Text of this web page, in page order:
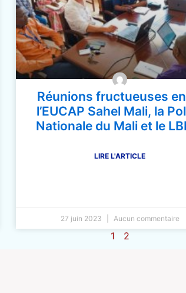
Réunions fructueuses
l’EUCAP Sahel Mali, la
Nationale du Mali et le
LIRE L'ARTICLE
27 juin 2023 Aucun commentaire
1 2